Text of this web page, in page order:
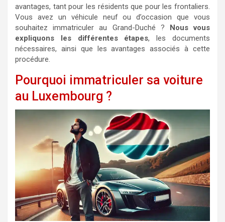
avantages, tant pour les résidents que pour les frontaliers.
Vous avez un véhicule neuf ou d’occasion que vous
souhaitez immatriculer au Grand-Duché ? Nous vous
expliquons les différentes étapes, les documents
nécessaires, ainsi que les avantages associés à cette
procédure.
Pourquoi immatriculer sa voiture
au Luxembourg ?